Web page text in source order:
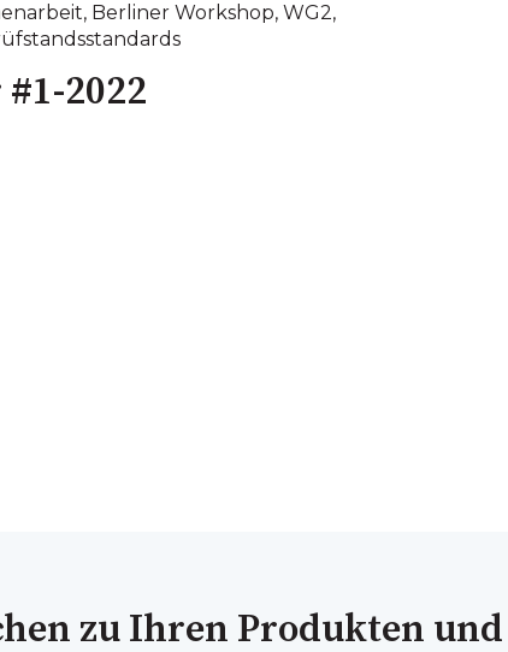
, Berliner Workshop, WG2,
2022
zu Ihren Produkten und